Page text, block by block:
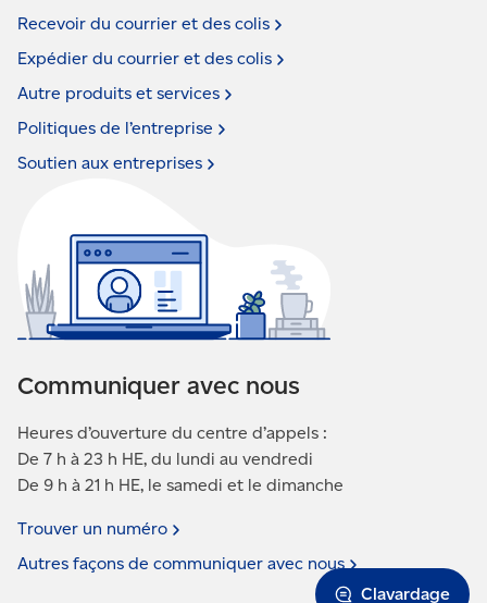
Clavardage
Recevoir du courrier et des colis
Expédier du courrier et des colis
Autre produits et services
Politiques de l’entreprise
Soutien aux entreprises
Communiquer avec nous
Heures d’ouverture du centre d’appels :
De 7 h à 23 h HE, du lundi au vendredi
De 9 h à 21 h HE, le samedi et le dimanche
Trouver un numéro
Autres façons de communiquer avec nous